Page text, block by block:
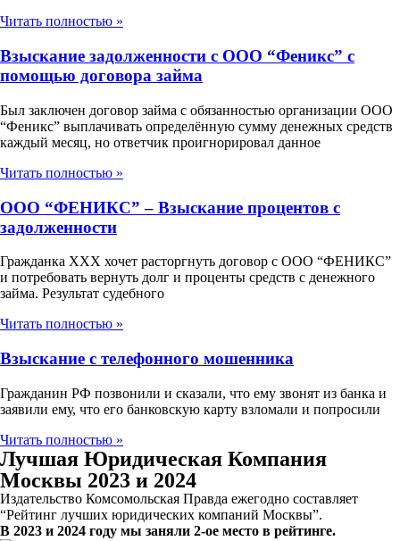
Читать полностью »
Взыскание задолженности с ООО “Феникс” с
помощью договора займа
Был заключен договор займа с обязанностью организации ООО
“Феникс” выплачивать определённую сумму денежных средств
каждый месяц, но ответчик проигнорировал данное
Читать полностью »
ООО “ФЕНИКС” – Взыскание процентов с
задолженности
Гражданка ХХХ хочет расторгнуть договор с ООО “ФЕНИКС”
и потребовать вернуть долг и проценты средств с денежного
займа. Результат судебного
Читать полностью »
Взыскание с телефонного мошенника
Гражданин РФ позвонили и сказали, что ему звонят из банка и
заявили ему, что его банковскую карту взломали и попросили
Читать полностью »
Лучшая Юридическая Компания
Москвы 2023 и 2024
Издательство Комсомольская Правда ежегодно составляет
“Рейтинг лучших юридических компаний Москвы”.
В 2023 и 2024 году мы заняли 2-ое место в рейтинге.